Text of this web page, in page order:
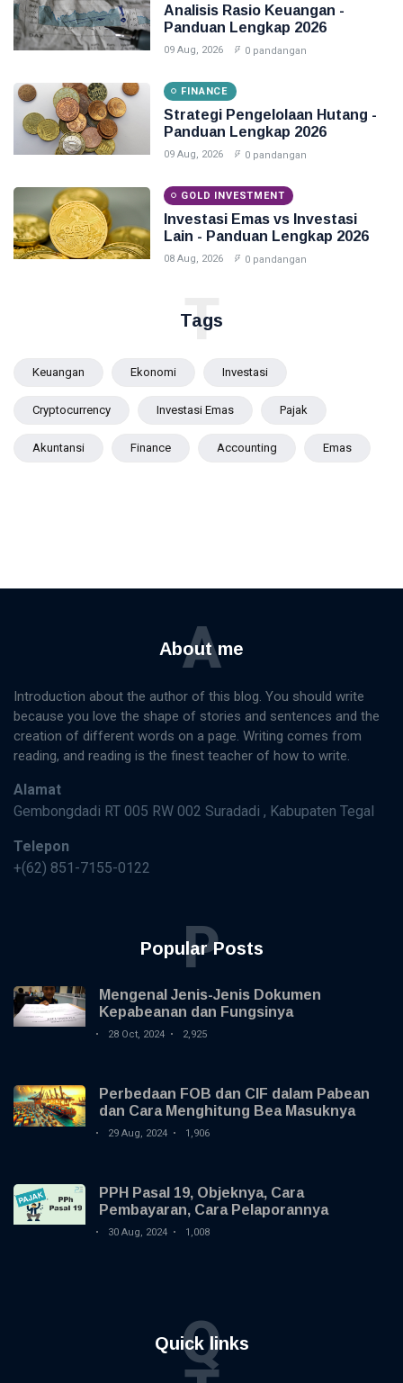
Analisis Rasio Keuangan -
Panduan Lengkap 2026
09 Aug, 2026 0 pandangan
FINANCE
Strategi Pengelolaan Hutang -
Panduan Lengkap 2026
09 Aug, 2026 0 pandangan
GOLD INVESTMENT
Investasi Emas vs Investasi
Lain - Panduan Lengkap 2026
08 Aug, 2026 0 pandangan
Tags
T
Keuangan Ekonomi Investasi
Cryptocurrency Investasi Emas Pajak
Akuntansi Finance Accounting Emas
About me
A
Introduction about the author of this blog. You should write
because you love the shape of stories and sentences and the
creation of different words on a page. Writing comes from
reading, and reading is the finest teacher of how to write.
Alamat
Gembongdadi RT 005 RW 002 Suradadi , Kabupaten Tegal
Telepon
+(62) 851-7155-0122
Popular Posts
P
Mengenal Jenis-Jenis Dokumen
Kepabeanan dan Fungsinya
28 Oct, 2024 2,925
Perbedaan FOB dan CIF dalam Pabean
dan Cara Menghitung Bea Masuknya
29 Aug, 2024 1,906
PPH Pasal 19, Objeknya, Cara
Pembayaran, Cara Pelaporannya
30 Aug, 2024 1,008
Quick links
Q